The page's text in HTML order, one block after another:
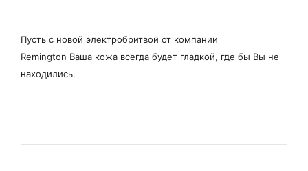
Пусть с новой электробритвой от компании
Remington Ваша кожа всегда будет гладкой, где бы Вы не
находились.